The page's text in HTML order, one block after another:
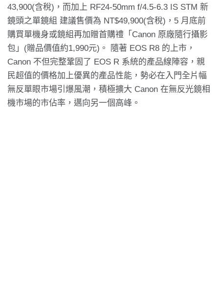
43,900(含稅)，而加上 RF24-50mm f/4.5-6.3 IS STM 新
鏡頭之單鏡組 建議售價為 NT$49,900(含稅)，5 月底前
購買單機身或鏡組再加贈首購禮「Canon 原廠隨行攝影
包」(贈品價值約1,990元)。 隨著 EOS R8 的上市，
Canon 不但完整鞏固了 EOS R 系統的產品線陣容，親
民超值的價格加上優異的產品性能，勢必在入門全片幅
無反單眼市場引爆風潮，積極擴大 Canon 在無反光鏡相
機市場的市佔率，邁向另一個高峰。